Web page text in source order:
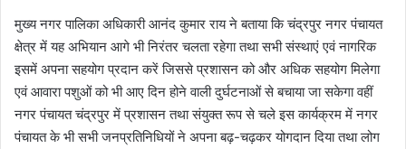
मुख्य नगर पालिका अधिकारी आनंद कुमार राय ने बताया कि चंद्रपुर नगर पंचायत
क्षेत्र में यह अभियान आगे भी निरंतर चलता रहेगा तथा सभी संस्थाएं एवं नागरिक
इसमें अपना सहयोग प्रदान करें जिससे प्रशासन को और अधिक सहयोग मिलेगा
एवं आवारा पशुओं को भी आए दिन होने वाली दुर्घटनाओं से बचाया जा सकेगा वहीं
नगर पंचायत चंद्रपुर में प्रशासन तथा संयुक्त रूप से चले इस कार्यक्रम में नगर
पंचायत के भी सभी जनप्रतिनिधियों ने अपना बढ़-चढ़कर योगदान दिया तथा लोग